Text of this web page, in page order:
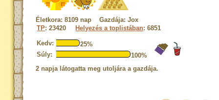
Életkora: 8109 nap Gazdája: Jox
TP: 23420 Helyezés a toplistában: 6851
Kedv:
25%
Súly:
100%
2 napja látogatta meg utoljára a gazdája.